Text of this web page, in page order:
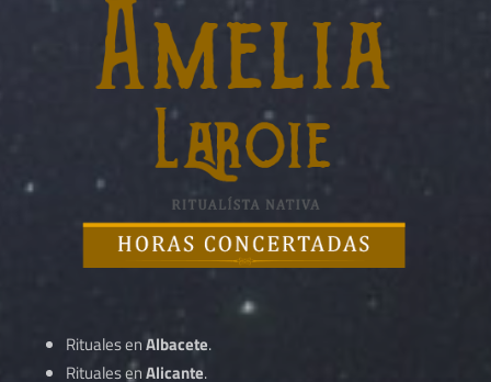
Rituales enAlbacete.
Rituales enAlicante.